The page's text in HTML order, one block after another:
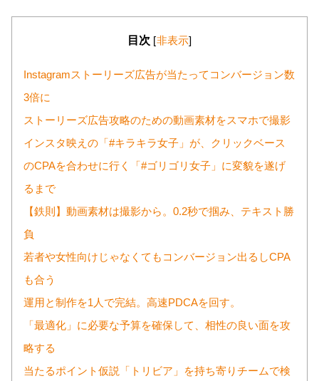
目次 [非表示]
Instagramストーリーズ広告が当たってコンバージョン数
3倍に
ストーリーズ広告攻略のための動画素材をスマホで撮影
インスタ映えの「#キラキラ女子」が、クリックベース
のCPAを合わせに行く「#ゴリゴリ女子」に変貌を遂げ
るまで
【鉄則】動画素材は撮影から。0.2秒で掴み、テキスト勝
負
若者や女性向けじゃなくてもコンバージョン出るしCPA
も合う
運用と制作を1人で完結。高速PDCAを回す。
「最適化」に必要な予算を確保して、相性の良い面を攻
略する
当たるポイント仮説「トリビア」を持ち寄りチームで検